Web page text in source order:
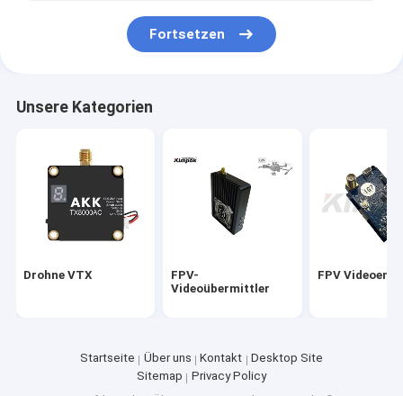
Fortsetzen
Unsere Kategorien
Drohne VTX
FPV-
Videoübermittler
FPV
Startseite Über uns Kontakt
Desktop Site
Sitemap
Privacy Policy